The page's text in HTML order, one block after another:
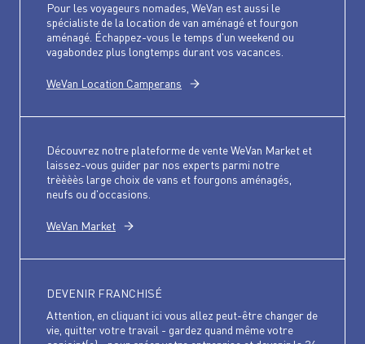
Pour les voyageurs nomades, WeVan est aussi le
spécialiste de la location de van aménagé et fourgon
aménagé. Échappez-vous le temps d'un weekend ou
vagabondez plus longtemps durant vos vacances.
WeVan Location Camperans
Découvrez notre plateforme de vente WeVan Market et
laissez-vous guider par nos experts parmi notre
trèèèès large choix de vans et fourgons aménagés,
neufs ou d'occasions.
WeVan Market
DEVENIR FRANCHISÉ
Attention, en cliquant ici vous allez peut-être changer de
vie, quitter votre travail - gardez quand même votre